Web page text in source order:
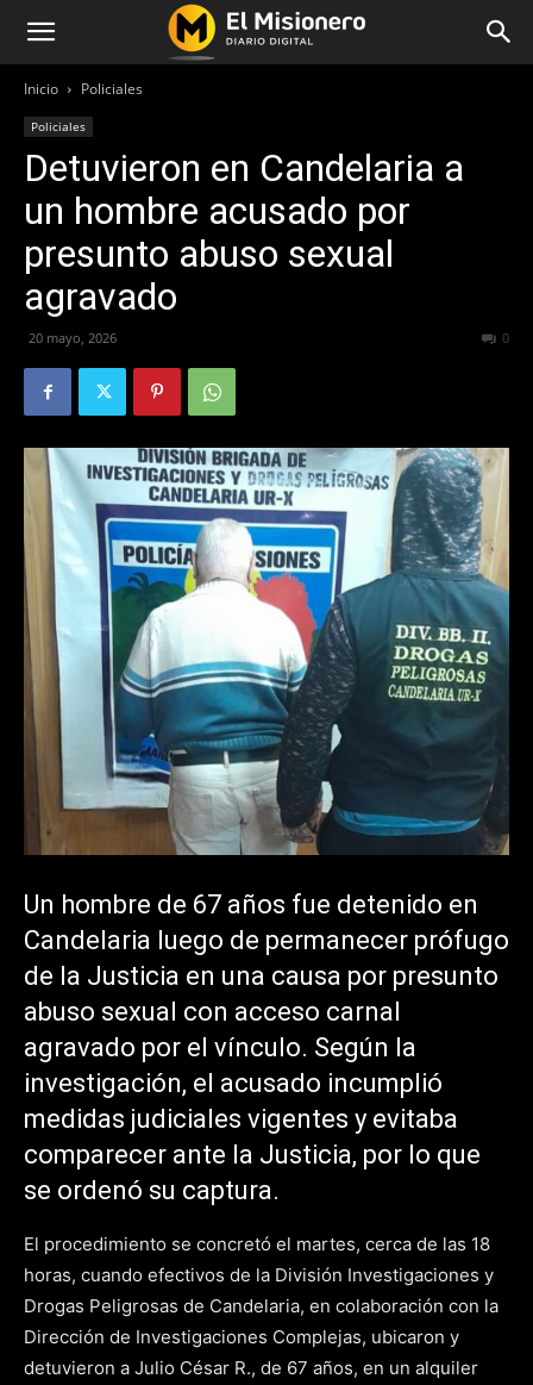
Inicio Policiales
Policiales
Detuvieron en Candelaria a
un hombre acusado por
presunto abuso sexual
agravado
20 mayo, 2026 0
Un hombre de 67 años fue detenido en
Candelaria luego de permanecer prófugo
de la Justicia en una causa por presunto
abuso sexual con acceso carnal
agravado por el vínculo. Según la
investigación, el acusado incumplió
medidas judiciales vigentes y evitaba
comparecer ante la Justicia, por lo que
se ordenó su captura.
El procedimiento se concretó el martes, cerca de las 18
horas, cuando efectivos de la División Investigaciones y
Drogas Peligrosas de Candelaria, en colaboración con la
Dirección de Investigaciones Complejas, ubicaron y
detuvieron a Julio César R., de 67 años, en un alquiler